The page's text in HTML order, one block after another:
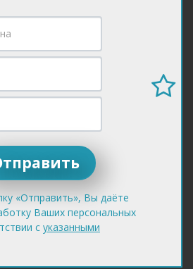
«Отправить», Вы даёте
Ваших персональных
с указанными